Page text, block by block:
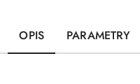
OPIS PARAMETRY